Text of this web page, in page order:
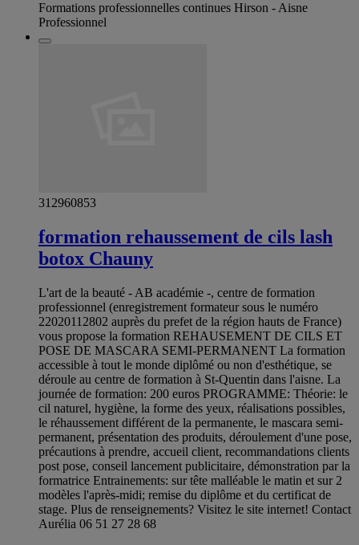
Formations professionnelles continues Hirson - Aisne
Professionnel
312960853
formation rehaussement de cils lash
botox Chauny
L'art de la beauté - AB académie -, centre de formation
professionnel (enregistrement formateur sous le numéro
22020112802 auprès du prefet de la région hauts de France)
vous propose la formation REHAUSEMENT DE CILS ET
POSE DE MASCARA SEMI-PERMANENT La formation
accessible à tout le monde diplômé ou non d'esthétique, se
déroule au centre de formation à St-Quentin dans l'aisne. La
journée de formation: 200 euros PROGRAMME: Théorie: le
cil naturel, hygiène, la forme des yeux, réalisations possibles,
le réhaussement différent de la permanente, le mascara semi-
permanent, présentation des produits, déroulement d'une pose,
précautions à prendre, accueil client, recommandations clients
post pose, conseil lancement publicitaire, démonstration par la
formatrice Entrainements: sur tête malléable le matin et sur 2
modèles l'après-midi; remise du diplôme et du certificat de
stage. Plus de renseignements? Visitez le site internet! Contact
Aurélia 06 51 27 28 68